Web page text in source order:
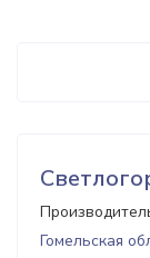
Гомельская